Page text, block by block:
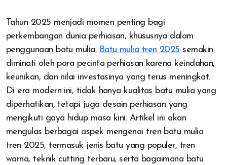
Tahun 2025 menjadi momen penting bagi
perkembangan dunia perhiasan, khususnya dalam
penggunaan batu mulia. Batu mulia tren 2025 semakin
diminati oleh para pecinta perhiasan karena keindahan,
keunikan, dan nilai investasinya yang terus meningkat.
Di era modern ini, tidak hanya kualitas batu mulia yang
diperhatikan, tetapi juga desain perhiasan yang
mengikuti gaya hidup masa kini. Artikel ini akan
mengulas berbagai aspek mengenai tren batu mulia
tren 2025, termasuk jenis batu yang populer, tren
warna, teknik cutting terbaru, serta bagaimana batu